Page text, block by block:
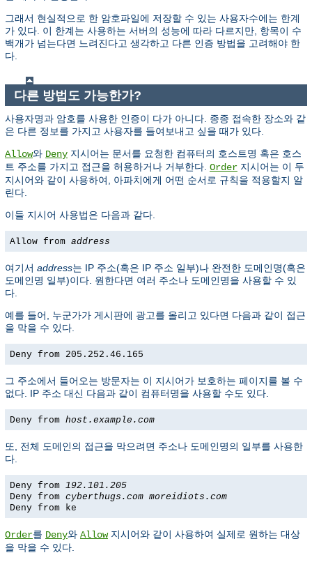
그래서 현실적으로 한 암호파일에 저장할 수 있는 사용자수에는 한계
가 있다. 이 한계는 사용하는 서버의 성능에 따라 다르지만, 항목이 수
백개가 넘는다면 느려진다고 생각하고 다른 인증 방법을 고려해야 한
다.
다른 방법도 가능한가?
사용자명과 암호를 사용한 인증이 다가 아니다. 종종 접속한 장소와 같
은 다른 정보를 가지고 사용자를 들여보내고 싶을 때가 있다.
Allow와 Deny 지시어는 문서를 요청한 컴퓨터의 호스트명 혹은 호스
트 주소를 가지고 접근을 허용하거나 거부한다. Order 지시어는 이 두
지시어와 같이 사용하여, 아파치에게 어떤 순서로 규칙을 적용할지 알
린다.
이들 지시어 사용법은 다음과 같다.
Allow from address
여기서 address는 IP 주소(혹은 IP 주소 일부)나 완전한 도메인명(혹은
도메인명 일부)이다. 원한다면 여러 주소나 도메인명을 사용할 수 있
다.
예를 들어, 누군가가 게시판에 광고를 올리고 있다면 다음과 같이 접근
을 막을 수 있다.
Deny from 205.252.46.165
그 주소에서 들어오는 방문자는 이 지시어가 보호하는 페이지를 볼 수
없다. IP 주소 대신 다음과 같이 컴퓨터명을 사용할 수도 있다.
Deny from host.example.com
또, 전체 도메인의 접근을 막으려면 주소나 도메인명의 일부를 사용한
다.
Deny from 192.101.205
Deny from cyberthugs.com moreidiots.com
Deny from ke
Order를 Deny와 Allow지시어와 같이 사용하여 실제로 원하는 대상
을 막을 수 있다.